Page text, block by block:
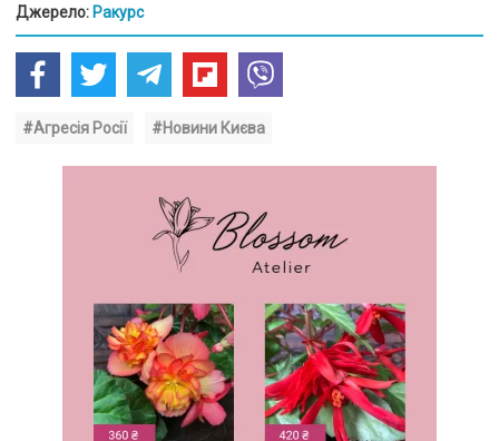
Джерело: Ракурс
#Агресія Росії #Новини Києва